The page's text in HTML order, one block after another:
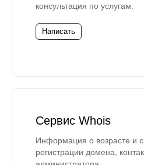
консультация по услугам.
Написать
Сервис Whois
Информация о возрасте и
регистрации домена,